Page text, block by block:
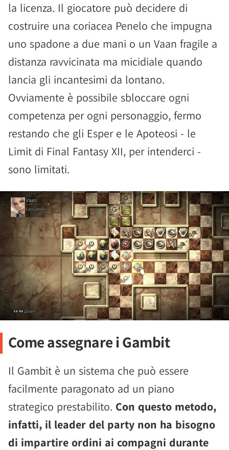
la licenza. Il giocatore può decidere di
costruire una coriacea Penelo che impugna
uno spadone a due mani o un Vaan fragile a
distanza ravvicinata ma micidiale quando
lancia gli incantesimi da lontano.
Ovviamente è possibile sbloccare ogni
competenza per ogni personaggio, fermo
restando che gli Esper e le Apoteosi - le
Limit di Final Fantasy XII, per intenderci -
sono limitati.
Come assegnare i Gambit
Il Gambit è un sistema che può essere
facilmente paragonato ad un piano
strategico prestabilito. Con questo metodo,
infatti, il leader del party non ha bisogno
di impartire ordini ai compagni durante